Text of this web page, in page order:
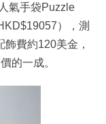
氣手袋Puzzle
），測
費約120美金，
的一成。